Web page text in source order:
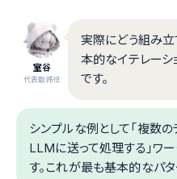
室谷
代表取締役
実際にどう組み立
本的なイテレーシ
です。
シンプルな例として「複数
LLMに送って処理する」ワ
す。これが最も基本的なパタ